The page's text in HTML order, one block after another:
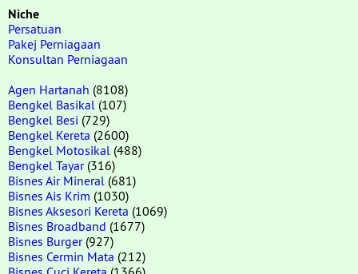
Niche
Persatuan
Pakej Perniagaan
Konsultan Perniagaan
Agen Hartanah (8108)
Bengkel Basikal (107)
Bengkel Besi (729)
Bengkel Kereta (2600)
Bengkel Motosikal (488)
Bengkel Tayar(316)
Bisnes Air Mineral (681)
Bisnes Ais Krim (1030)
Bisnes Aksesori Kereta (1069)
Bisnes Broadband (1677)
Bisnes Burger(927)
Bisnes Cermin Mata (212)